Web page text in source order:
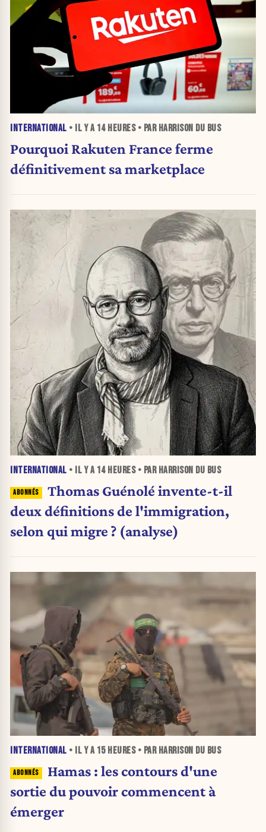
INTERNATIONAL • IL Y A 14 HEURES• PAR HARRISON DU BUS
Pourquoi Rakuten France ferme
définitivement sa marketplace
INTERNATIONAL • IL Y A 14 HEURES• PAR HARRISON DU BUS
Thomas Guénolé invente-t-il
deux définitions de l'immigration,
selon qui migre ? (analyse)
INTERNATIONAL • IL Y A 15 HEURES• PAR HARRISON DU BUS
Hamas : les contours d'une
sortie du pouvoir commencent à
émerger